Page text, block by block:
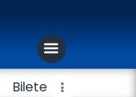
Bilete